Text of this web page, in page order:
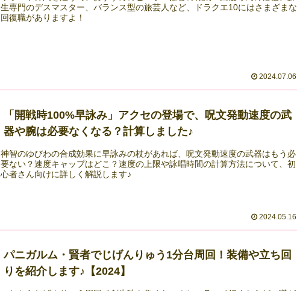
生専門のデスマスター、バランス型の旅芸人など、ドラクエ10にはさまざまな
回復職がありますよ！
2024.07.06
「開戦時100%早詠み」アクセの登場で、呪文発動速度の武
器や腕は必要なくなる？計算しました♪
神智のゆびわの合成効果に早詠みの杖があれば、呪文発動速度の武器はもう必
要ない？速度キャップはどこ？速度の上限や詠唱時間の計算方法について、初
心者さん向けに詳しく解説します♪
2024.05.16
パニガルム・賢者でじげんりゅう1分台周回！装備や立ち回
りを紹介します♪【2024】